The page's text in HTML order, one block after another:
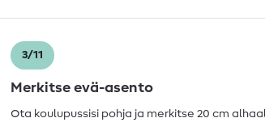
3/11
Merkitse evä-asento
Ota koulupussisi pohja ja merkitse 20 cm